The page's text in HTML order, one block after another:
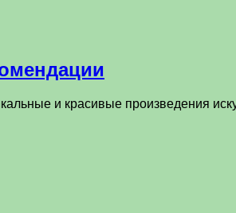
и красивые произведения